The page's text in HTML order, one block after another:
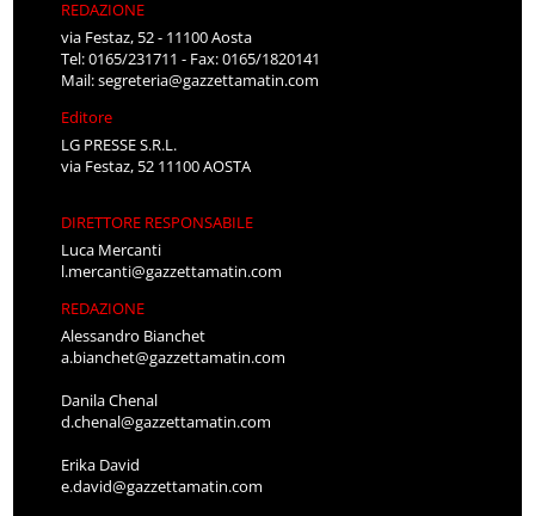
REDAZIONE
via Festaz, 52 - 11100 Aosta
Tel: 0165/231711 - Fax: 0165/1820141
Mail:segreteria@gazzettamatin.com
Editore
LG PRESSE S.R.L.
via Festaz, 52 11100 AOSTA
DIRETTORE RESPONSABILE
Luca Mercanti
l.mercanti@gazzettamatin.com
REDAZIONE
Alessandro Bianchet
a.bianchet@gazzettamatin.com
Danila Chenal
d.chenal@gazzettamatin.com
Erika David
e.david@gazzettamatin.com